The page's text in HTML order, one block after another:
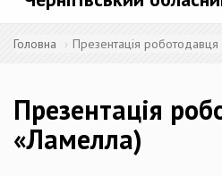
Головна Презентація
Презентація
«Ламелла)